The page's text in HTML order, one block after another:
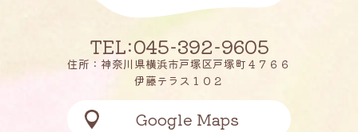
TEL:045-392-9605
住所：神奈川県横浜市戸塚区戸塚町４７６６
伊藤テラス１０２
Google Maps